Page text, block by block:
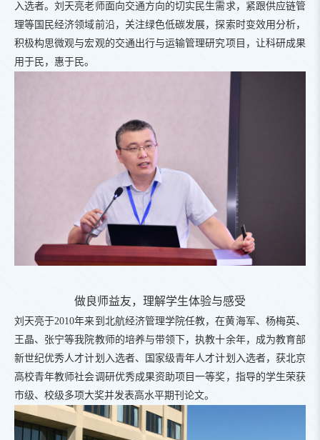
入选者。刘天亮老师面向交通方向的切实民生需求，紧跟供应链管
理等国民经济领域前沿，关注绿色低碳发展，探索时变效用分析，
积极构思微观与宏观的交通出行与运输管理研究项目，让科研成果
用于民，惠于民。
做良师益友，理解学生体验与感受
刘天亮于2010年来到北航经济管理学院任教，在黄海军、杨梅英、
王晶、张宁等我院教师的培养与带领下，执教十余年，成为教育部
新世纪优秀人才计划入选者、国家级青年人才计划入选者，获北京
高校青年教师社会调研优秀成果资助项目一等奖，指导的学生荣获
市级、校级多项大奖并发表高水平期刊论文。